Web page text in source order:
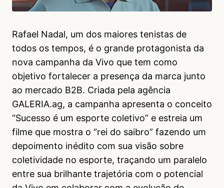
Rafael Nadal, um dos maiores tenistas de
todos os tempos, é o grande protagonista da
nova campanha da Vivo que tem como
objetivo fortalecer a presença da marca junto
ao mercado B2B. Criada pela agência
GALERIA.ag, a campanha apresenta o conceito
“Sucesso é um esporte coletivo” e estreia um
filme que mostra o “rei do saibro” fazendo um
depoimento inédito com sua visão sobre
coletividade no esporte, traçando um paralelo
entre sua brilhante trajetória com o potencial